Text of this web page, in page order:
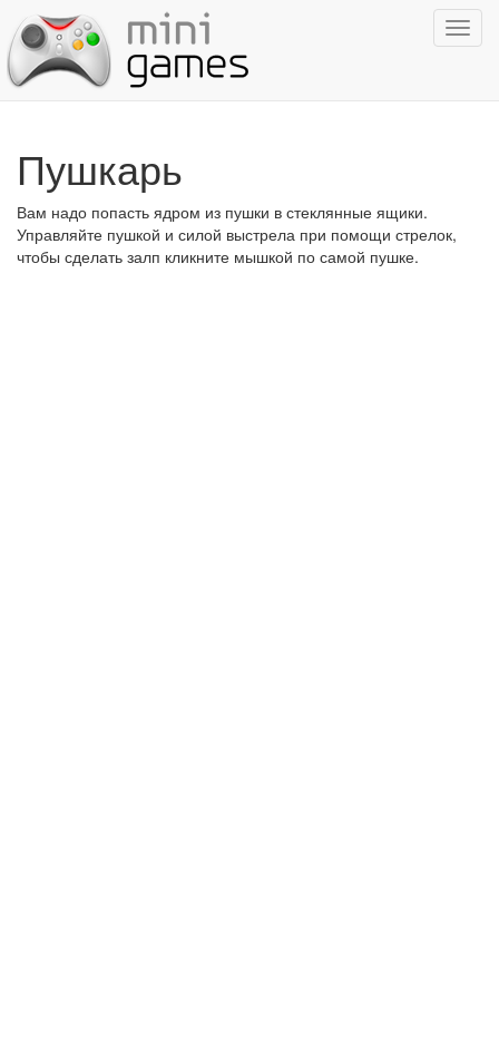
Пушкарь
Вам надо попасть ядром из пушки в стеклянные ящики.
Управляйте пушкой и силой выстрела при помощи стрелок,
чтобы сделать залп кликните мышкой по самой пушке.